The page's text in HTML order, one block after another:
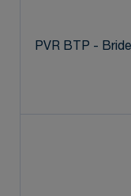
PVR BTP -